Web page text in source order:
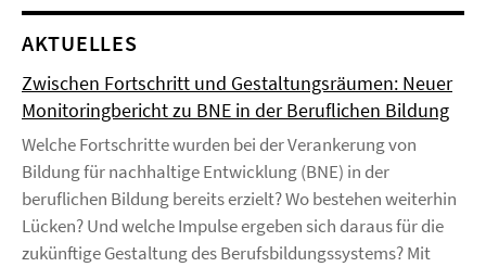
AKTUELLES
Zwischen Fortschritt und Gestaltungsräumen: Neuer
Monitoringbericht zu BNE in der Beruflichen Bildung
Welche Fortschritte wurden bei der Verankerung von
Bildung für nachhaltige Entwicklung (BNE) in der
beruflichen Bildung bereits erzielt? Wo bestehen weiterhin
Lücken? Und welche Impulse ergeben sich daraus für die
zukünftige Gestaltung des Berufsbildungssystems? Mit